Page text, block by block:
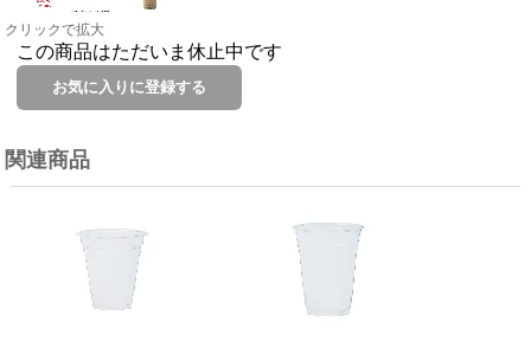
クリックで拡大
この商品はただいま休止中です
関連商品